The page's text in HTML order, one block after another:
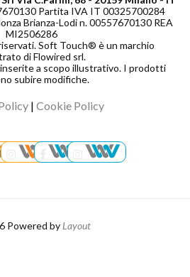
Partita IVA IT 00325700284
Brianza-Lodi n. 00557670130 REA
MI2506286
Soft Touch® è un marchio
di Flowired srl.
a scopo illustrativo. I prodotti
subire modifiche.
| Cookie Policy
Powered by Layout